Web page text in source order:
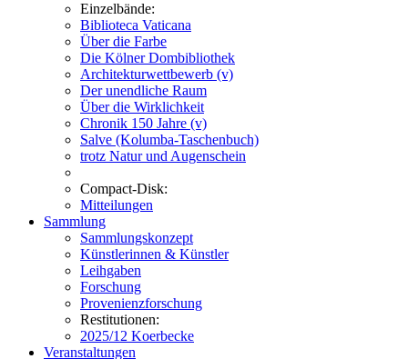
Einzelbände:
Biblioteca Vaticana
Über die Farbe
Die Kölner Dombibliothek
Architekturwettbewerb (v)
Der unendliche Raum
Über die Wirklichkeit
Chronik 150 Jahre (v)
Salve (Kolumba-Taschenbuch)
trotz Natur und Augenschein
Compact-Disk:
Mitteilungen
Sammlung
Sammlungskonzept
Künstlerinnen & Künstler
Leihgaben
Forschung
Provenienzforschung
Restitutionen:
2025/12 Koerbecke
Veranstaltungen